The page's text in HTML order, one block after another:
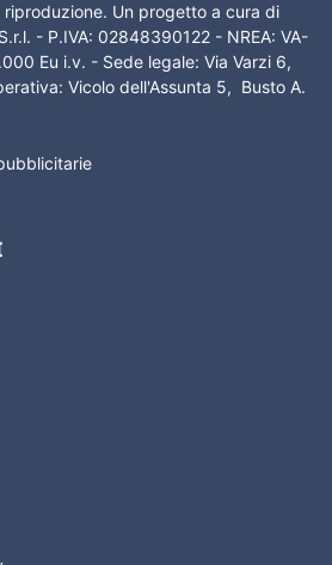
Un progetto a cura di
- P.IVA: 02848390122 - NREA: VA-
Eu i.v. - Sede legale: Via Varzi 6,
Vicolo dell'Assunta 5, Busto A.